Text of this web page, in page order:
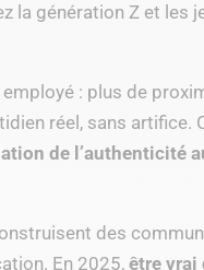
la génération Z et les
: plus de
réel, sans artifice.
de l’authenticité
des
En 2025,être vrai